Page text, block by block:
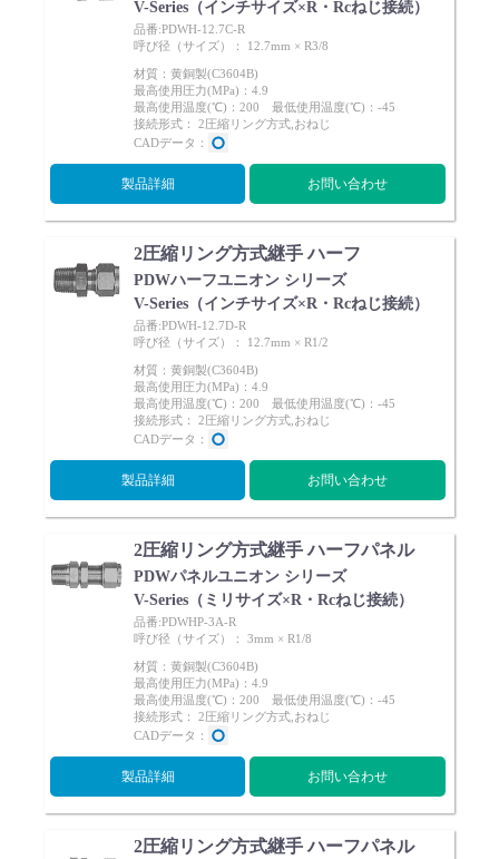
V-Series（インチサイズ×R・Rcねじ接続）
品番:PDWH-12.7C-R
呼び径（サイズ）： 12.7mm × R3/8
材質：黄銅製(C3604B)
最高使用圧力(MPa)：4.9
最高使用温度(℃)：200 最低使用温度(℃)：-45
接続形式： 2圧縮リング方式,おねじ
CADデータ：
製品詳細 お問い合わせ
2圧縮リング方式継手 ハーフ
PDWハーフユニオン シリーズ
V-Series（インチサイズ×R・Rcねじ接続）
品番:PDWH-12.7D-R
呼び径（サイズ）： 12.7mm × R1/2
材質：黄銅製(C3604B)
最高使用圧力(MPa)：4.9
最高使用温度(℃)：200 最低使用温度(℃)：-45
接続形式： 2圧縮リング方式,おねじ
CADデータ：
製品詳細 お問い合わせ
2圧縮リング方式継手 ハーフパネル
PDWパネルユニオン シリーズ
V-Series（ミリサイズ×R・Rcねじ接続）
品番:PDWHP-3A-R
呼び径（サイズ）： 3mm × R1/8
材質：黄銅製(C3604B)
最高使用圧力(MPa)：4.9
最高使用温度(℃)：200 最低使用温度(℃)：-45
接続形式： 2圧縮リング方式,おねじ
CADデータ：
製品詳細 お問い合わせ
2圧縮リング方式継手 ハーフパネル